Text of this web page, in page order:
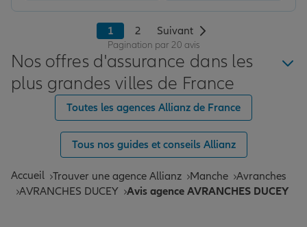
1 2 Suivant
Pagination par 20 avis
Nos offres d'assurance dans les
plus grandes villes de France
Toutes les agences Allianz de France
Tous nos guides et conseils Allianz
Accueil Trouver une agence Allianz Manche Avranches
AVRANCHES DUCEY Avis agence AVRANCHES DUCEY